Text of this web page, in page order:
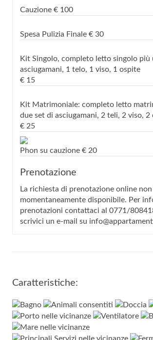
Cauzione € 100
Spesa Pulizia Finale € 30
Kit Singolo, completo letto singolo più
asciugamani, 1 telo, 1 viso, 1 ospite
€ 15
Kit Matrimoniale: completo letto
due set di asciugamani, 2 teli, 2 viso, 2
€ 25
Phon su cauzione € 20
Prenotazione
La richiesta di prenotazione online non
momentaneamente disponibile. Per
prenotazioni contattaci al 0771/
scrivici un e-mail su
Caratteristiche: